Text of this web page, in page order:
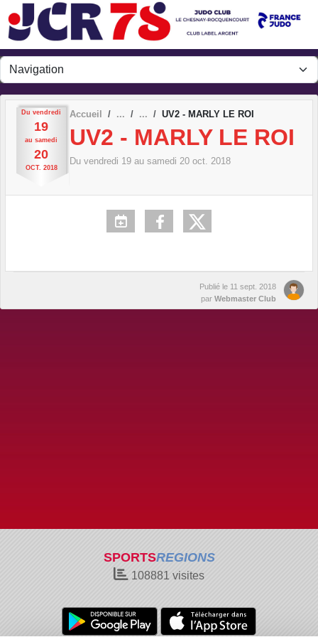
Du vendredi
19
au samedi
20
OCT. 2018
Accueil UV2 - MARLY LE ROI
UV2 - MARLY LE ROI
Du vendredi 19 au samedi 20 oct. 2018
Publié le 11 sept. 2018
par Webmaster Club
SPORTSREGIONS
108881 visites
Panneau de gestion des cookies